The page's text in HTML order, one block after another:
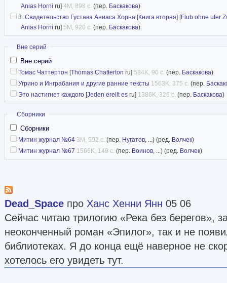
Anias Horni ru] 4M, 898 с. (пер. Баскакова)
3. Свидетельство Густава Аниаса Хорна [Книга вторая] [Flub ohne ufer
Anias Horni ru] 5M, 920 с. (пер. Баскакова)
Скрыть
Вне серий
Вне серий
Томас Чаттертон [Thomas Chatterton ru] 584K, 90 с. (пер. Баскакова)
Угрино и Инграбания и другие ранние тексты 1563K, 375 с. (пер.
Это настигнет каждого [Jeden ereilt es ru] 1386K, 326 с. (пер. Баскакова)
Скрыть
Сборники
Сборники
Митин журнал №64 3M, 592 с. (пер. Нугатов, ...) (ред. Волчек)
Митин журнал №67 1566K, 149 с. (пер. Воинов, ...) (ред. Волчек)
Dead_Space про Ханс Хенни Янн 05 06
Сейчас читаю трилогию «Река без берегов»,
неоконченный роман «Эпилог», так и не
библиотеках. Я до конца ещё наверное не
хотелось его увидеть тут.